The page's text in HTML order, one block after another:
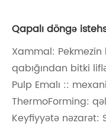
Qapalı döngə
Xammal:
qabığından bitki
Pulp Emalı ::
ThermoForming:
Keyfiyyətə nəzarət: